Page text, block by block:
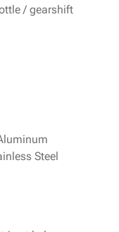
/ gearshift
Steel